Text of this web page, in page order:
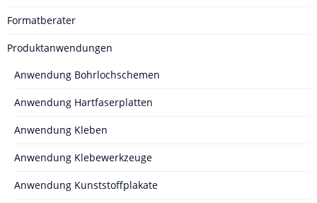
Formatberater
Produktanwendungen
Anwendung Bohrlochschemen
Anwendung Hartfaserplatten
Anwendung Kleben
Anwendung Klebewerkzeuge
Anwendung Kunststoffplakate